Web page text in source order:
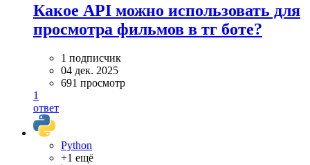
Какое API можно использовать для
просмотра фильмов в тг боте?
1 подписчик
04 дек. 2025
691 просмотр
1
ответ
Python
+1 ещё